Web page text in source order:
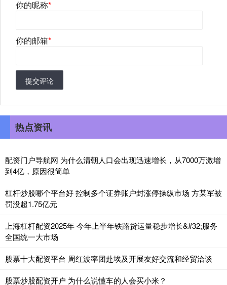
你的昵称*
你的邮箱*
提交评论
热点资讯
配资门户导航网 为什么清朝人口会出现迅速增长，从7000万激增
到4亿，原因很简单
杠杆炒股哪个平台好 控制多个证券账户封涨停操纵市场 方某军被
罚没超1.75亿元
上海杠杆配资2025年 今年上半年铁路货运量稳步增长&#32;服务
全国统一大市场
股票十大配资平台 周红波率团赴埃及开展友好交流和经贸洽谈
股票炒股配资开户 为什么说懂车的人会买小米？